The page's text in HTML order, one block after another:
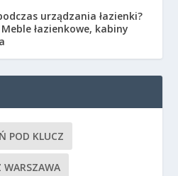
urządzania łazienki?
łazienkowe, kabiny
POD KLUCZ
WARSZAWA